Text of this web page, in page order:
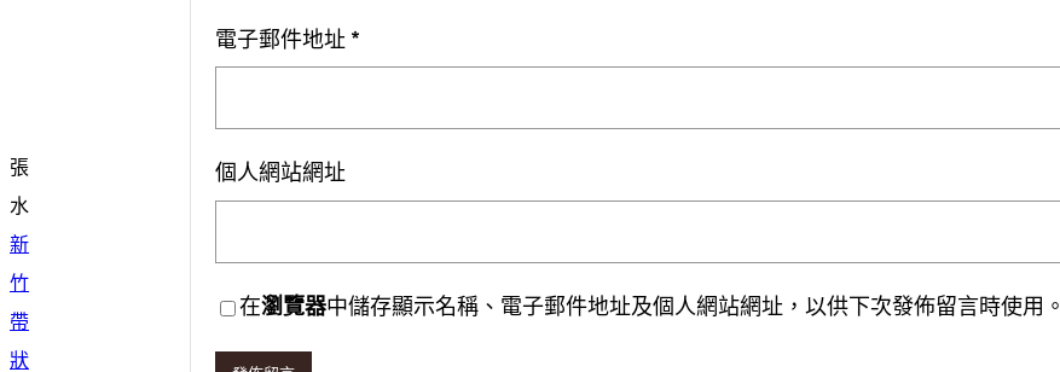
張
水
新
竹
帶
狀
電子郵件地址 *
個人網站網址
在瀏覽器中儲存顯示名稱、電子郵件地址及個人網站網址，以供下次發佈留言時使用。